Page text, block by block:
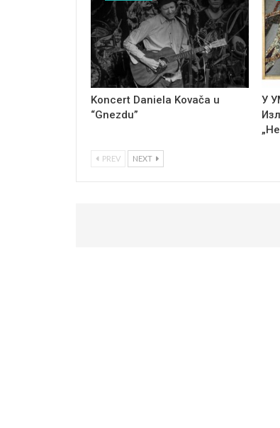
Koncert Daniela Kovača u
“Gnezdu”
У
PREV NEXT